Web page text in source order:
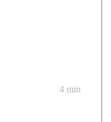
4 min